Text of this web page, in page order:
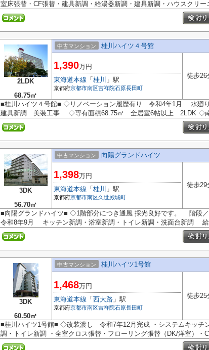
室床張替・CF張替・建具新調・給湯器新調・建具新調・ハウスク
2LDK
68.75㎡
中古マンション 桂川ハイツ４号館
1,390万円
東海道本線 「 桂川 」駅
京都府京都市南区吉祥院石原長田町
徒歩26
■桂川ハイツ４号館■ ◇リノベーション履歴有り 令和4年1月 水
建具新調 美装工事 ◇専有面積68.75㎡ 全居室6帖以上 2LDK ◇
3DK
56.70㎡
中古マンション 向陽グランドハイツ
1,398万円
東海道本線 「 桂川 」駅
京都府京都市南区久世殿城町
徒歩29
■向陽グランドハイツ■ ◇1階部分につき通風 採光良好です。 階段
令和8年9月 キッチン新調・浴室新調・トイレ新調・洗面台新調
3DK
60.50㎡
中古マンション 桂川ハイツ1号館
1,468万円
東海道本線 「 西大路 」駅
京都府京都市南区吉祥院石原長田町
徒歩25
■桂川ハイツ1号館■ ◇改装渡し 令和7年12月完成 ・システムキッチ
調・トイレ新調 ・全室クロス張替・フローリング張替（DK/洋室）・